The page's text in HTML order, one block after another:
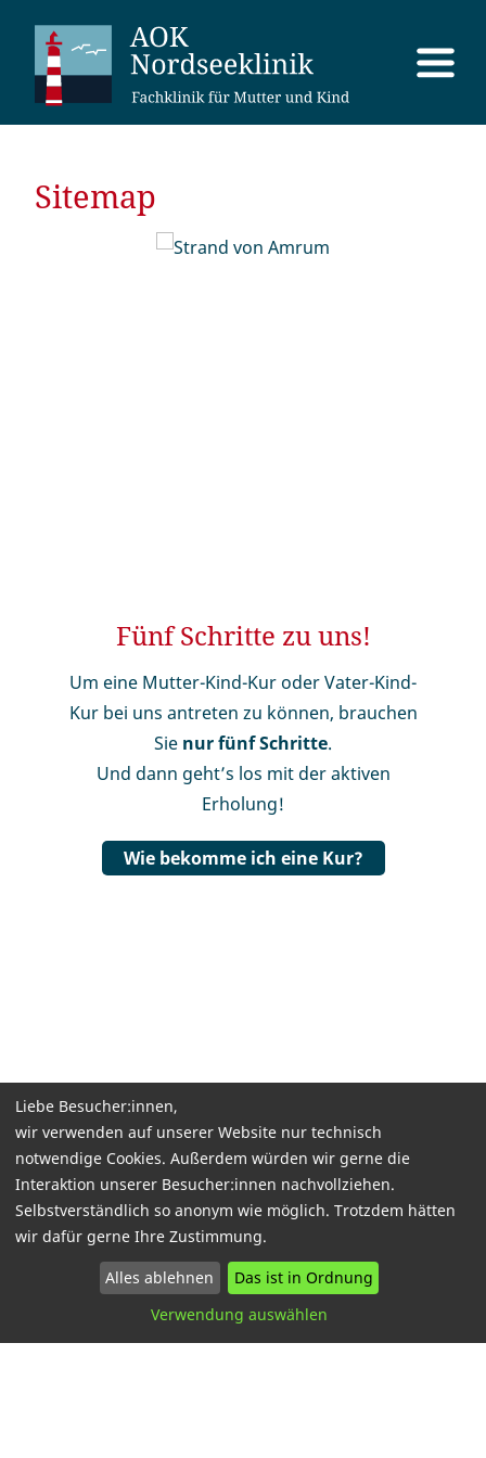
Liebe Besucher:innen,
wir verwenden auf unserer Website nur technisch
notwendige Cookies. Außerdem würden wir gerne die
Interaktion unserer Besucher:innen nachvollziehen.
Selbstverständlich so anonym wie möglich. Trotzdem hätten
wir dafür gerne Ihre Zustimmung.
Verwendung auswählen
Alles ablehnen Das ist in Ordnung
Sitemap
Fünf Schritte zu uns!
Um eine Mutter-Kind-Kur oder Vater-Kind-
Kur bei uns antreten zu können, brauchen
Sie nur fünf Schritte.
Und dann geht’s los mit der aktiven
Erholung!
Wie bekomme ich eine Kur?
KontaktInfos in leichter Sprache